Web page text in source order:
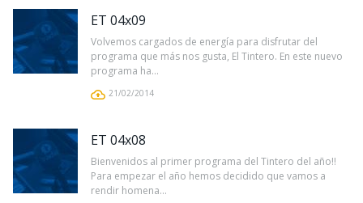
ET 04x09
Volvemos cargados de energía para disfrutar del
programa que más nos gusta, El Tintero. En este nuevo
programa ha...
21/02/2014
ET 04x08
Bienvenidos al primer programa del Tintero del año!!
Para empezar el año hemos decidido que vamos a
rendir homena...